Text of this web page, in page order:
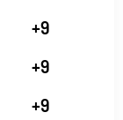
+9
+9
+9